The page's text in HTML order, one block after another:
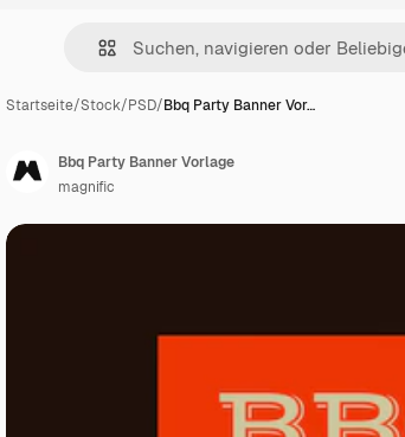
Startseite/Stock/PSD/Bbq Party Banner Vor…
Bbq Party Banner Vorlage
magnific